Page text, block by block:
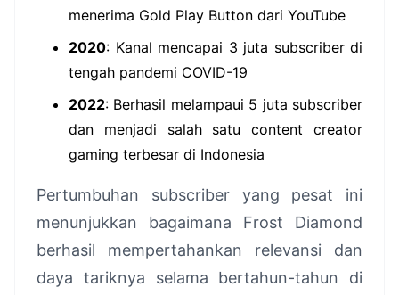
menerima Gold Play Button dari YouTube
2020: Kanal mencapai 3 juta subscriber di
tengah pandemi COVID-19
2022: Berhasil melampaui 5 juta subscriber
dan menjadi salah satu content creator
gaming terbesar di Indonesia
Pertumbuhan subscriber yang pesat ini
menunjukkan bagaimana Frost Diamond
berhasil mempertahankan relevansi dan
daya tariknya selama bertahun-tahun di